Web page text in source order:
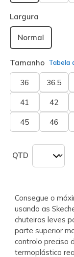
selecionado
Largura
Normal
Tamanho Tabela
36 36.5
41 42
45 46
QTD
Consegue o
usando as
chuteiras leves
parte superior
controlo preciso
termoplástico